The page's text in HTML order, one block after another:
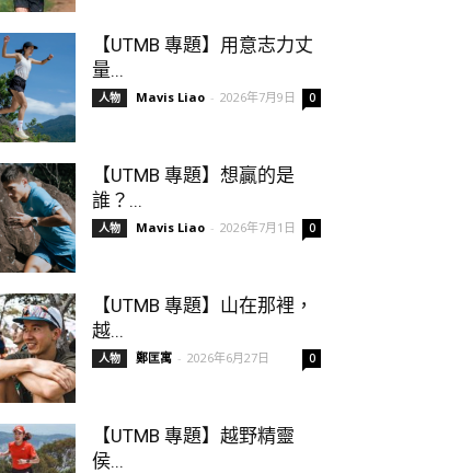
【UTMB 專題】用意志力丈
量...
人物 Mavis Liao - 2026年7月9日 0
【UTMB 專題】想贏的是
誰？...
人物 Mavis Liao - 2026年7月1日 0
【UTMB 專題】山在那裡，
越...
人物 鄭匡寓 - 2026年6月27日 0
【UTMB 專題】越野精靈
侯...